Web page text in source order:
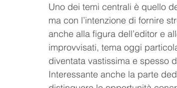
Uno dei temi centrali è quello
ma con l’intenzione di fornire
anche alla figura dell’editor e
improvvisati, tema oggi
diventata vastissima e spesso
Interessante anche la parte